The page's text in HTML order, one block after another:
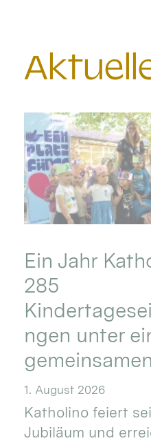
Ein Jahr
285
ngen unter
1. August 2026
Katholino feiert
Jubiläum und